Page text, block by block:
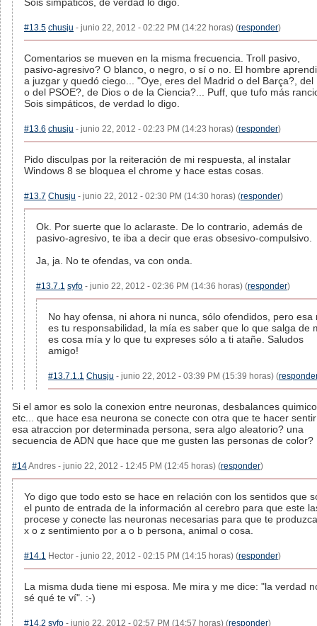
#13.5 chusju - junio 22, 2012 - 02:22 PM (14:22 horas) (responder)
Comentarios se mueven en la misma frecuencia. Troll pasivo,
pasivo-agresivo? O blanco, o negro, o sí o no. El hombre
a juzgar y quedó ciego... "Oye, eres del Madrid o del Barça?, del
o del PSOE?, de Dios o de la Ciencia?... Puff, que tufo más
Sois simpáticos, de verdad lo digo.
#13.6 chusju - junio 22, 2012 - 02:23 PM (14:23 horas) (responder)
Pido disculpas por la reiteración de mi respuesta, al instalar
Windows 8 se bloquea el chrome y hace estas cosas.
#13.7 Chusju - junio 22, 2012 - 02:30 PM (14:30 horas) (responder)
Ok. Por suerte que lo aclaraste. De lo contrario, además de
pasivo-agresivo, te iba a decir que eras obsesivo-compulsivo.
Ja, ja. No te ofendas, va con onda.
#13.7.1 syfo - junio 22, 2012 - 02:36 PM (14:36 horas) (responder)
No hay ofensa, ni ahora ni nunca, sólo ofendidos, pero esa
es tu responsabilidad, la mía es saber que lo que salga de
es cosa mía y lo que tu expreses sólo a ti atañe. Saludos
amigo!
#13.7.1.1 Chusju - junio 22, 2012 - 03:39 PM (15:39 horas) (
Si el amor es solo la conexion entre neuronas, desbalances
etc... que hace esa neurona se conecte con otra que te hacer sentir
esa atraccion por determinada persona, sera algo aleatorio? una
secuencia de ADN que hace que me gusten las personas de color?
#14Andres - junio 22, 2012 - 12:45 PM (12:45 horas) (responder)
Yo digo que todo esto se hace en relación con los sentidos que
el punto de entrada de la información al cerebro para que este
procese y conecte las neuronas necesarias para que te
x o z sentimiento por a o b persona, animal o cosa.
#14.1 Hector - junio 22, 2012 - 02:15 PM (14:15 horas) (responder)
La misma duda tiene mi esposa. Me mira y me dice: "la verdad
sé qué te ví". :-)
#14.2 syfo - junio 22, 2012 - 02:57 PM (14:57 horas) (responder)